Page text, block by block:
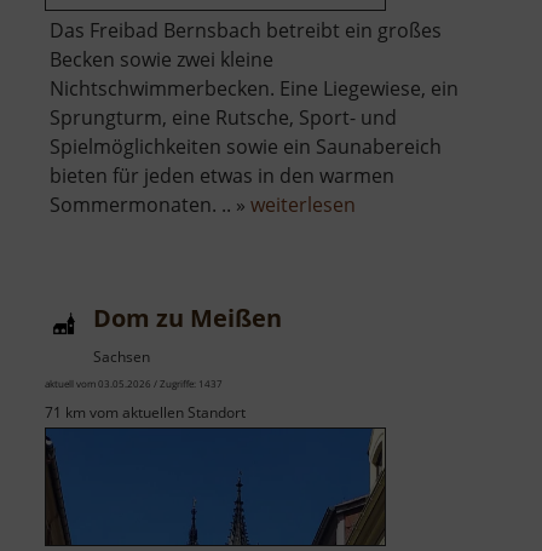
Das Freibad Bernsbach betreibt ein großes
Becken sowie zwei kleine
Nichtschwimmerbecken. Eine Liegewiese, ein
Sprungturm, eine Rutsche, Sport- und
Spielmöglichkeiten sowie ein Saunabereich
bieten für jeden etwas in den warmen
Sommermonaten. .. » weiterlesen
Dom zu Meißen
Sachsen
aktuell vom 03.05.2026 / Zugriffe: 1437
71 km vom aktuellen Standort